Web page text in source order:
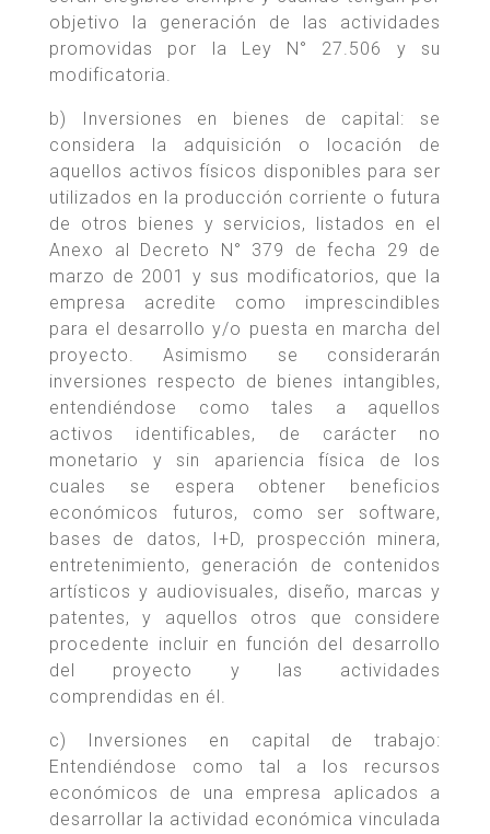
objetivo la generación de las actividades
promovidas por la Ley N° 27.506 y su
modificatoria.
b) Inversiones en bienes de capital: se
considera la adquisición o locación de
aquellos activos físicos disponibles para ser
utilizados en la producción corriente o futura
de otros bienes y servicios, listados en el
Anexo al Decreto N° 379 de fecha 29 de
marzo de 2001 y sus modificatorios, que la
empresa acredite como imprescindibles
para el desarrollo y/o puesta en marcha del
proyecto. Asimismo se considerarán
inversiones respecto de bienes intangibles,
entendiéndose como tales a aquellos
activos identificables, de carácter no
monetario y sin apariencia física de los
cuales se espera obtener beneficios
económicos futuros, como ser software,
bases de datos, I+D, prospección minera,
entretenimiento, generación de contenidos
artísticos y audiovisuales, diseño, marcas y
patentes, y aquellos otros que considere
procedente incluir en función del desarrollo
del proyecto y las actividades
comprendidas en él.
c) Inversiones en capital de trabajo:
Entendiéndose como tal a los recursos
económicos de una empresa aplicados a
desarrollar la actividad económica vinculada